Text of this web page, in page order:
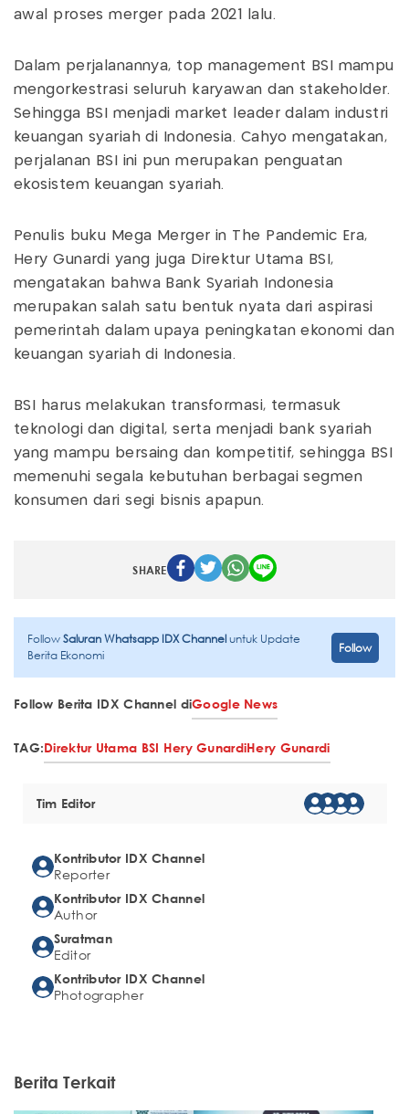
awal proses merger pada 2021 lalu.
Dalam perjalanannya, top management BSI mampu
mengorkestrasi seluruh karyawan dan stakeholder.
Sehingga BSI menjadi market leader dalam industri
keuangan syariah di Indonesia. Cahyo mengatakan,
perjalanan BSI ini pun merupakan penguatan
ekosistem keuangan syariah.
Penulis buku Mega Merger in The Pandemic Era,
Hery Gunardi yang juga Direktur Utama BSI,
mengatakan bahwa Bank Syariah Indonesia
merupakan salah satu bentuk nyata dari aspirasi
pemerintah dalam upaya peningkatan ekonomi dan
keuangan syariah di Indonesia.
BSI harus melakukan transformasi, termasuk
teknologi dan digital, serta menjadi bank syariah
yang mampu bersaing dan kompetitif, sehingga BSI
memenuhi segala kebutuhan berbagai segmen
konsumen dari segi bisnis apapun.
SHARE
FollowSaluran Whatsapp IDX Channeluntuk Update
Berita Ekonomi
Follow
Follow Berita IDX Channel diGoogle News
TAG:Direktur Utama BSI Hery GunardiHery Gunardi
Tim Editor
Kontributor IDX Channel
Reporter
Kontributor IDX Channel
Author
Suratman
Editor
Kontributor IDX Channel
Photographer
Berita Terkait